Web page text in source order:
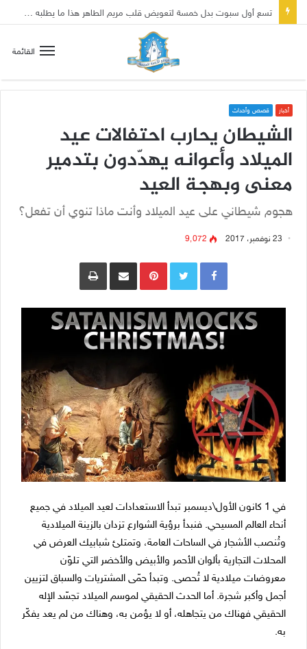
القائمة
أخبار قصص وأحداث
الشيطان يحارب احتفالات عيد
الميلاد وأعوانه يهدّدون بتدمير
معنى وبهجة العيد
هجوم شيطاني على عيد الميلاد وأنت ماذا تنوي أن تفعل؟
23 نوفمبر، 2017 9٬072
Pinterestمشاركة عبر البريد طباعة
في 1 كانون الأول\ديسمبر تبدأ الاستعدادات لعيد الميلاد في جميع
أنحاء العالم المسيحي. فنبدأ برؤية الشوارع تزدان بالزينة الميلادية
وتُنصب الأشجار في الساحات العامة، وتمتلئ شبابيك العرض في
المحلات التجارية بألوان الأحمر والأبيض والأخضر التي تلوّن
معروضات ميلادية لا تُحصى. وتبدأ حمّى المشتريات والسباق لتزيين
أجمل وأكبر شجرة. أما الحدث الحقيقي لموسم الميلاد تجسّد الإله
الحقيقي فهناك من يتجاهله، أو لا يؤمن به، وهناك من لم يعد يفكّر
به.